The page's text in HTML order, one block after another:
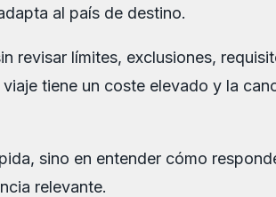
al país de destino.
revisar límites, exclusiones,
tiene un coste elevado y la
sino en entender cómo
relevante.